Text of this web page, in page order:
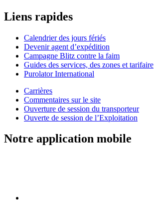
Liens rapides
Calendrier des jours fériés
Devenir agent d’expédition
Campagne Blitz contre la faim
Guides des services, des zones et tarifaire
Purolator International
Carrières
Commentaires sur le site
Ouverture de session du transporteur
Ouverte de session de l’Exploitation
Notre application mobile